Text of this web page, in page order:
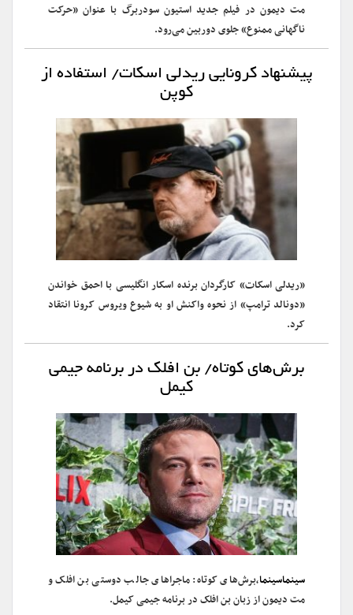
مت دیمون در فیلم جدید استیون سودربرگ با عنوان «حرکت
ناگهانی ممنوع» جلوی دوربین می‌رود.
پیشنهاد کرونایی ریدلی اسکات/ استفاده از
کوپن
«ریدلی اسکات» کارگردان برنده اسکار انگلیسی با احمق خواندن
«دونالد ترامپ» از نحوه واکنش او به شیوع ویروس کرونا انتقاد
کرد.
برش‌های کوتاه/ بن افلک در برنامه جیمی
کیمل
سینماسینما،برش‌های کوتاه: ماجراهای جالب دوستی بن افلک و
مت دیمون از زبان بن افلک در برنامه جیمی کیمل.